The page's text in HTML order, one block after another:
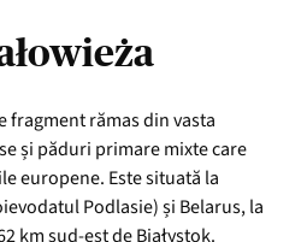
fragment rămas din vasta
și păduri primare mixte care
europene. Este situată la
Podlasie) și Belarus, la
km sud-est de Białystok.